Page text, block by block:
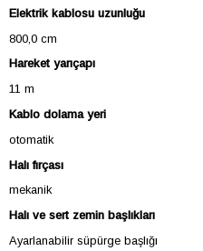
Elektrik kablosu uzunluğu
800,0 cm
Hareket yarıçapı
11 m
Kablo dolama yeri
otomatik
Halı fırçası
mekanik
Halı ve sert zemin başlıkları
Ayarlanabilir süpürge başlığı